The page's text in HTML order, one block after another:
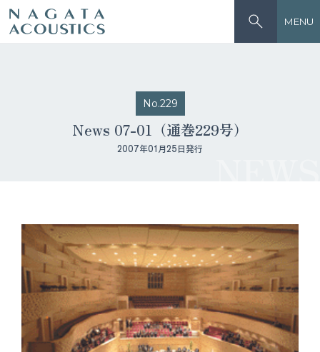
MENU
No.229
News 07-01（通巻229号）
2007年01月25日発行